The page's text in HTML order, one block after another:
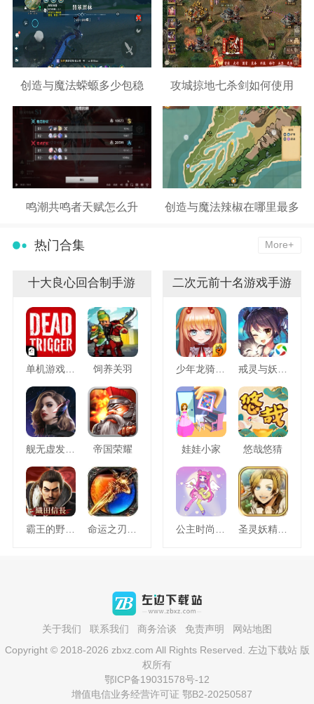
创造与魔法蝾螈多少包稳 攻城掠地七杀剑如何使用
鸣潮共鸣者天赋怎么升 创造与魔法辣椒在哪里最多
热门合集 More+
十大良心回合制手游
单机游戏死亡扳机 饲养关羽
舰无虚发暗星 帝国荣耀
二次元前十名游戏手游
少年龙骑士九游版 戒灵与妖同行
娃娃小家 悠哉悠猜
圣灵妖精中文版
关于我们 联系我们 商务洽谈 免责声明
网站地图
Copyright © 2018-2026 zbxz.com All Rights Reserved. 左边下载站 版
权所有
鄂ICP备19031578号-12
增值电信业务经营许可证 鄂B2-20250587